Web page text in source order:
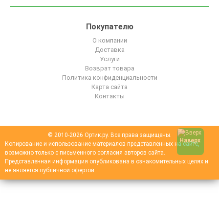
Покупателю
О компании
Доставка
Услуги
Возврат товара
Политика конфиденциальности
Карта сайта
Контакты
© 2010-2026 Ортик.ру. Все права защищены.
Копирование и использование материалов представленных на сайте,
возможно только с письменного согласия авторов сайта.
Представленная информация опубликована в ознакомительных целях и
не является публичной офертой.
Наверх